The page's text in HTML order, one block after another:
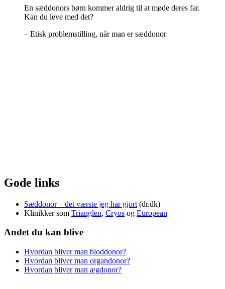
En sæddonors børn kommer aldrig til at møde deres far.
Kan du leve med det?
– Etisk problemstilling, når man er sæddonor
Gode links
Sæddonor – det værste jeg har gjort (dr.dk)
Klinikker som Trianglen, Cryos og European
Andet du kan blive
Hvordan bliver man bloddonor?
Hvordan bliver man organdonor?
Hvordan bliver man ægdonor?